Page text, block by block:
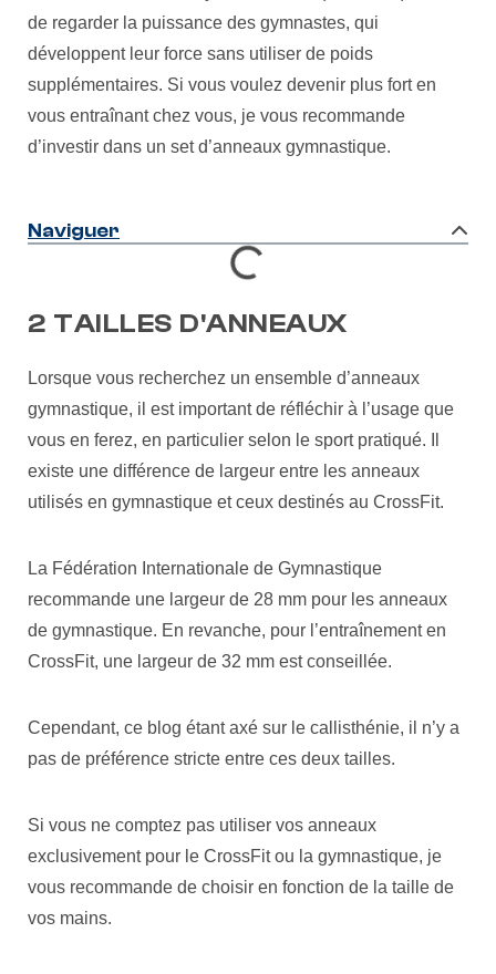
de regarder la puissance des gymnastes, qui
développent leur force sans utiliser de poids
supplémentaires. Si vous voulez devenir plus fort en
vous entraînant chez vous, je vous recommande
d’investir dans un set d’anneaux gymnastique.
Naviguer
2 TAILLES D'ANNEAUX
Lorsque vous recherchez un ensemble d’anneaux
gymnastique, il est important de réfléchir à l’usage que
vous en ferez, en particulier selon le sport pratiqué. Il
existe une différence de largeur entre les anneaux
utilisés en gymnastique et ceux destinés au CrossFit.
La Fédération Internationale de Gymnastique
recommande une largeur de 28 mm pour les anneaux
de gymnastique. En revanche, pour l’entraînement en
CrossFit, une largeur de 32 mm est conseillée.
Cependant, ce blog étant axé sur le callisthénie, il n’y a
pas de préférence stricte entre ces deux tailles.
Si vous ne comptez pas utiliser vos anneaux
exclusivement pour le CrossFit ou la gymnastique, je
vous recommande de choisir en fonction de la taille de
vos mains.